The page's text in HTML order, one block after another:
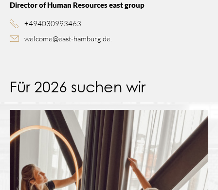
Director of Human Resources east group
+494030993463
welcome@east-hamburg.de.
Für 2026 suchen wir